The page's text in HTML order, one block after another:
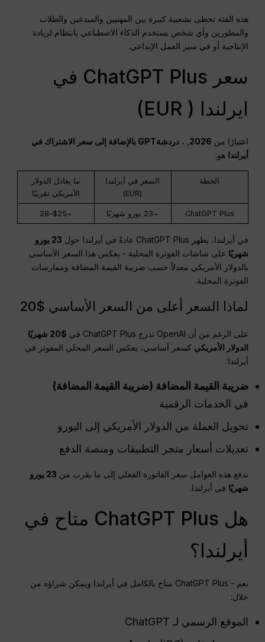
هذه الفئة تحظى بشعبية كبيرة بين المهنيين والمبدعين والطلاب
والمطورين وأي شخص يستخدم الذكاء الاصطناعي بانتظام لزيادة
الإنتاجية أو في سير العمل الإبداعي.
سعر ChatGPT Plus في
ايرلندا ( EUR)
اعتبارًا من 2026 , ،دردشةGPT
بالإضافة إلى سعر الاشتراك في
أيرلندا هو:
الخطة
السعر في أيرلندا
(EUR)
ما يعادل الدولار
الأمريكي تقريبًا
ChatGPT Plus ~23 يورو شهريًا ~$25–28
في أيرلندا، يظهر ChatGPT Plus عادةً في أيرلندا حول
23 يورو
شهريًا على شاشات الفوترة المحلية - يعكس هذا السعر الأساسي
بالدولار الأمريكي معدلاً حسب ضريبة القيمة المضافة وممارسات
الفوترة المحلية.
لماذا السعر أعلى من السعر الأساسي $20
على الرغم من أن OpenAI تدرج ChatGPT Plus في
$20 شهريًا
الدولار الأمريكي كسعر أساسي، يعكس السعر المحلي المفوتر في
أيرلندا:
ضريبة القيمة المضافة (ضريبة القيمة المضافة)
في الخدمات الرقمية
تحويل العملة من الدولار الأمريكي إلى اليورو
تعديلات أسعار متجر التطبيقات ومنصة الدفع
تدفع هذه العوامل سعر الفاتورة الفعلي إلى ما يقرب من
23 يورو
شهريًا في أيرلندا.
هل ChatGPT Plus متاح في
أيرلندا؟
نعم - ChatGPT Plus متاح بالكامل في أيرلندا ويمكن شراؤه من
خلال:
الموقع الرسمي لـ ChatGPT